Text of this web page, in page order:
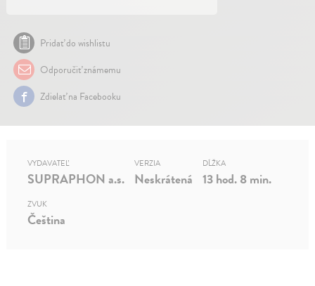
Pridať do wishlistu
Odporučiť známemu
Zdielať na Facebooku
VYDAVATEĽ
SUPRAPHON a.s.
VERZIA
Neskrátená
DĹŽKA
13 hod. 8 min.
ZVUK
Čeština